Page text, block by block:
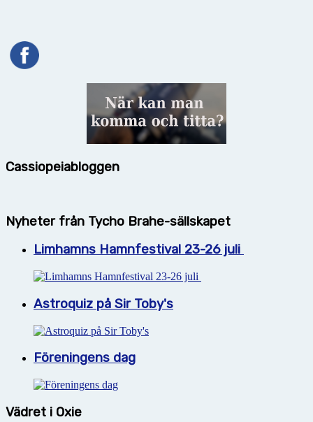
Cassiopeiabloggen
Nyheter från Tycho Brahe-sällskapet
Limhamns Hamnfestival 23-26 juli
Astroquiz på Sir Toby's
Föreningens dag
Vädret i Oxie